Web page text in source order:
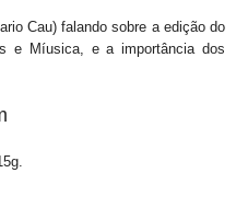
Cau) falando sobre a edição do
e Míusica, e a importância dos